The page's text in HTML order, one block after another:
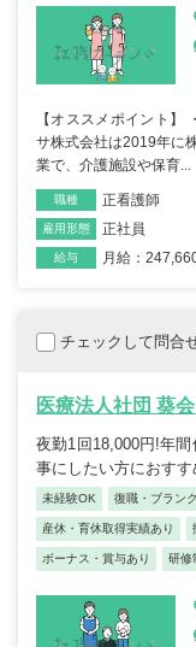
【オススメポイント】
サ株式会社は2019年に
業で、介護施設や保育...
職種 正看護師
雇用形態 正社員
給与 月給：
チェックして問合
医療法人社団 葵
夜勤1回18,000円!年
事にしたい方におすす
未経験OK 復職・ブラン
産休・育休取得実績あり
ボーナス・賞与あり 研修